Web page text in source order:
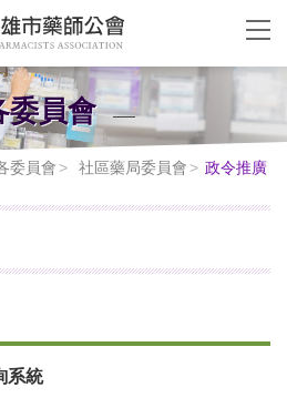
委員會
委員會 社區藥局委員會 政令推廣
系統